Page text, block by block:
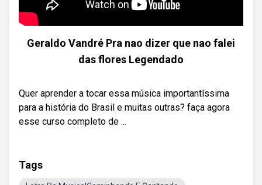
Geraldo Vandré Pra nao dizer que nao falei
das flores Legendado
Quer aprender a tocar essa música importantíssima
para a história do Brasil e muitas outras? faça agora
esse curso completo de ...
Tags